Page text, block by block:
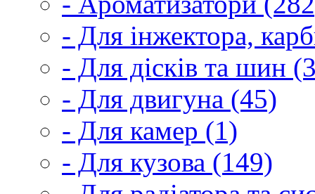
- Для інжектора,
- Для дісків та шин
- Для двигуна (45)
- Для камер (1)
- Для кузова (149)